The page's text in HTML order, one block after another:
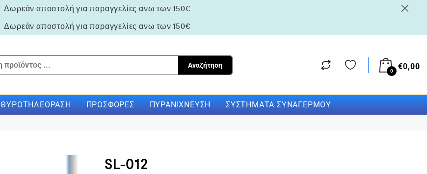
Δωρεάν αποστολή για παραγγελίες ανω των 150€
Δωρεάν αποστολή για παραγγελίες ανω των 150€
Αναζήτηση
0 €0,00
ΘΥΡΟΤΗΛΕΌΡΑΣΗ ΠΡΟΣΦΟΡΈΣ ΠΥΡΑΝΊΧΝΕΥΣΗ ΣΥΣΤΉΜΑΤΑ ΣΥΝΑΓΕΡΜΟΎ
SL-012